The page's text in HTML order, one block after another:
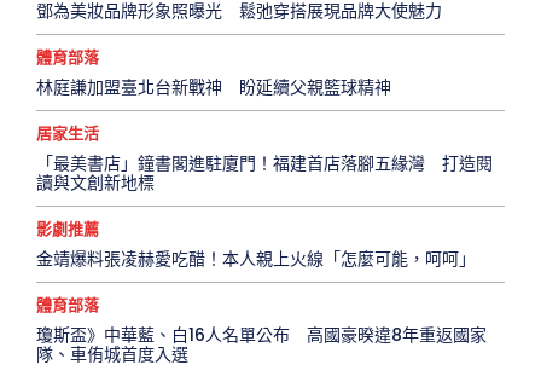
鄧為美妝品牌形象照曝光 鬆弛穿搭展現品牌大使魅力
體育部落
林庭謙加盟臺北台新戰神 盼延續父親籃球精神
居家生活
「最美書店」鐘書閣進駐廈門！福建首店落腳五緣灣 打造閱
讀與文創新地標
影劇推薦
金靖爆料張凌赫愛吃醋！本人親上火線「怎麼可能，呵呵」
體育部落
瓊斯盃》中華藍、白16人名單公布 高國豪暌違8年重返國家
隊、車侑城首度入選